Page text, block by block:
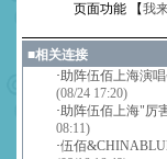
页面功能 【我
■相关连接
·助阵伍佰上海演唱
(08/24 17:20)
·助阵伍佰上海"厉
08:11)
·伍佰